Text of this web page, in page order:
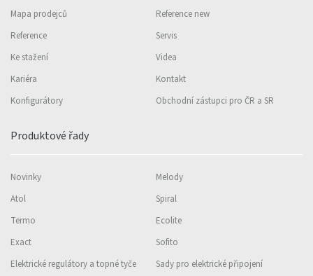
Mapa prodejců
Reference new
Reference
Servis
Ke stažení
Videa
Kariéra
Kontakt
Konfigurátory
Obchodní zástupci pro ČR a SR
Produktové řady
Novinky
Melody
Atol
Spiral
Termo
Ecolite
Exact
Sofito
Elektrické regulátory a topné tyče
Sady pro elektrické připojení